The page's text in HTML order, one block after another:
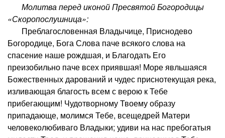
Молитва перед иконой Пресвятой Богородицы
«Скоропослушница»:
Преблагословенная Владычице, Приснодево
Богородице, Бога Слова паче всякого слова на
спасение наше рождшая, и Благодать Его
преизобильно паче всех приявшая! Море явльшаяся
Божественных дарований и чудес приснотекущая река,
изливающая благость всем с верою к Тебе
прибегающим! Чудотворному Твоему образу
припадающе, молимся Тебе, всещедрей Матери
человеколюбиваго Владыки; удиви на нас пребогатыя